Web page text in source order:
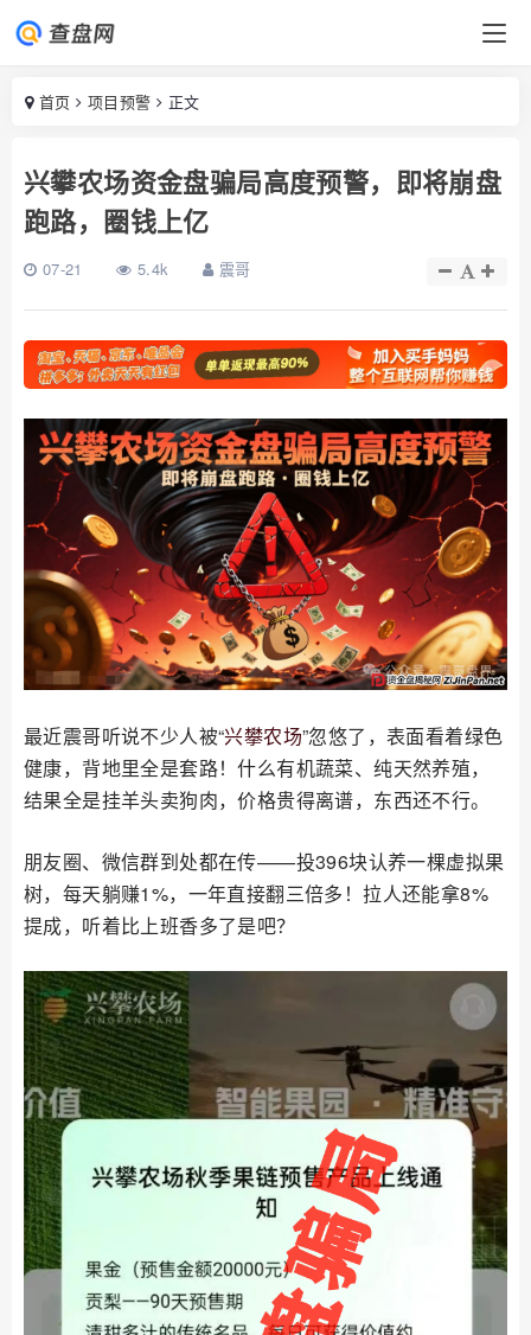
首页 项目预警 正文
兴攀农场资金盘骗局高度预警，即将崩盘
跑路，圈钱上亿
07-21 5.4k 震哥
最近震哥听说不少人被“兴攀农场”忽悠了，表面看着绿色
健康，背地里全是套路！什么有机蔬菜、纯天然养殖，
结果全是挂羊头卖狗肉，价格贵得离谱，东西还不行。
朋友圈、微信群到处都在传——投396块认养一棵虚拟果
树，每天躺赚1%，一年直接翻三倍多！拉人还能拿8%
提成，听着比上班香多了是吧？